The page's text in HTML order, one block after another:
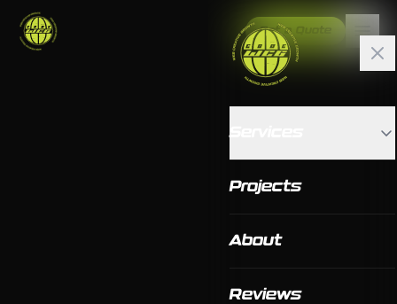
Get a Quote
Projects
About
Reviews